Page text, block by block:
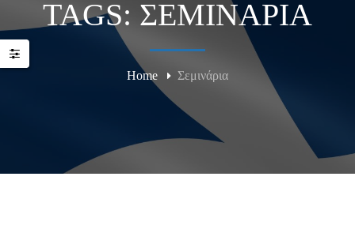
TAGS: ΣΕΜΙΝΆΡΙΑ
Home Σεμινάρια